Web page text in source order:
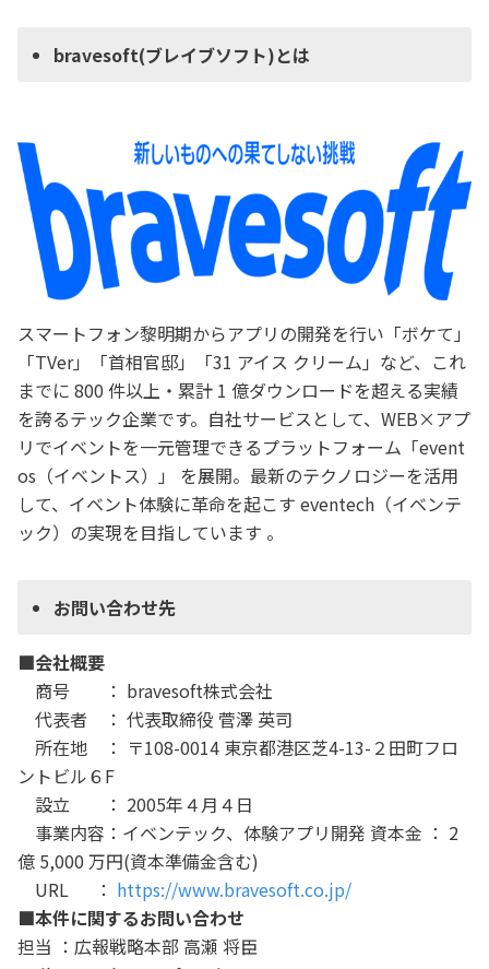
bravesoft(ブレイブソフト)とは
スマートフォン黎明期からアプリの開発を行い「ボケて」
「TVer」「首相官邸」「31 アイス クリーム」など、これ
までに 800 件以上・累計 1 億ダウンロードを超える実績
を誇るテック企業です。自社サービスとして、WEB×アプ
リでイベントを一元管理できるプラットフォーム「event
os（イベントス）」 を展開。最新のテクノロジーを活用
して、イベント体験に革命を起こす eventech（イベンテ
ック）の実現を目指しています 。
お問い合わせ先
■会社概要
商号 ： bravesoft株式会社
代表者 ： 代表取締役 菅澤 英司
所在地 ： 〒108-0014 東京都港区芝4-13-２田町フロ
ントビル６F
設立 ： 2005年４月４日
事業内容：イベンテック、体験アプリ開発 資本金 ： 2
億 5,000 万円(資本準備金含む)
URL ： https://www.bravesoft.co.jp/
■本件に関するお問い合わせ
担当 ：広報戦略本部 高瀬 将臣